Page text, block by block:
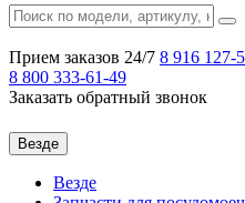
Прием заказов 24/7 8 916 127-
8 800 333-61-49
Заказать обратный звонок
Везде
Везде